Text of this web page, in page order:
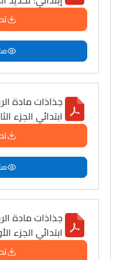
جذاذات مادة
ابتدائي الجزء
جذاذات مادة
ابتدائي الجزء